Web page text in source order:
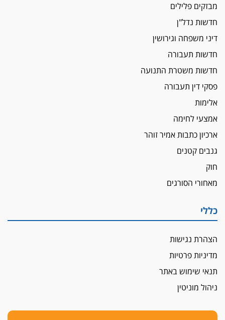
מבזקים פלילים
חדשות נדל"ן
דיני משפחה וגירושין
חדשות תעבורה
חדשות משטרת התנועה
פסקי דין תעבורה
אלימות
אמצעי לחימה
ארכיון כתבות אמיר זוהר
גנבים קטנים
חוק
מאחורי הסורגים
כללי
הצהרת נגישות
מדיניות פרטיות
תנאי שימוש באתר
ניהול מוניטין